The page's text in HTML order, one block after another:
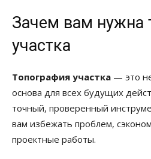
Зачем вам нужна
участка
Топография участка — это
основа для всех будущих
точный, проверенный
вам избежать проблем,
проектные работы.